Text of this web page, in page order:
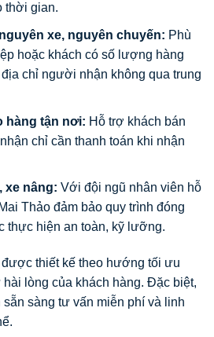
thời gian.
xe, nguyên chuyến: Phù
hoặc khách có số lượng hàng
chỉ người nhận không qua trung
hàng tận nơi: Hỗ trợ khách bán
chỉ cần thanh toán khi nhận
xe nâng: Với đội ngũ nhân viên hỗ
Thảo đảm bảo quy trình đóng
thực hiện an toàn, kỹ lưỡng.
thiết kế theo hướng tối ưu
lòng của khách hàng. Đặc biệt,
sàng tư vấn miễn phí và linh